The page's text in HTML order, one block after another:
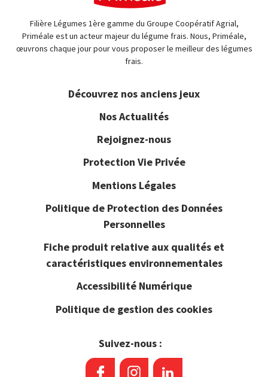
Filière Légumes 1ère gamme du Groupe Coopératif Agrial,
Priméale est un acteur majeur du légume frais. Nous, Priméale,
œuvrons chaque jour pour vous proposer le meilleur des légumes
frais.
Découvrez nos anciens jeux
Nos Actualités
Rejoignez-nous
Protection Vie Privée
Mentions Légales
Politique de Protection des Données
Personnelles
Fiche produit relative aux qualités et
caractéristiques environnementales
Accessibilité Numérique
Politique de gestion des cookies
Suivez-nous :